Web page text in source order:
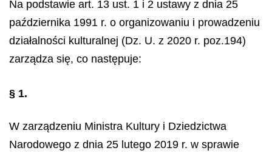
Na podstawie art. 13 ust. 1 i 2 ustawy z dnia 25
października 1991 r. o organizowaniu i prowadzeniu
działalności kulturalnej (Dz. U. z 2020 r. poz.194)
zarządza się, co następuje:
§ 1.
W zarządzeniu Ministra Kultury i Dziedzictwa
Narodowego z dnia 25 lutego 2019 r. w sprawie